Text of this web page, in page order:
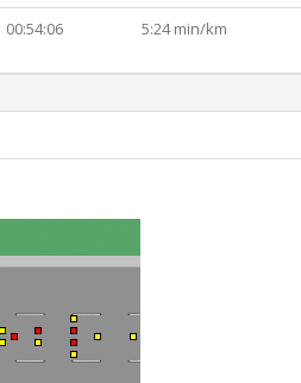
00:54:06 5:24 min/km